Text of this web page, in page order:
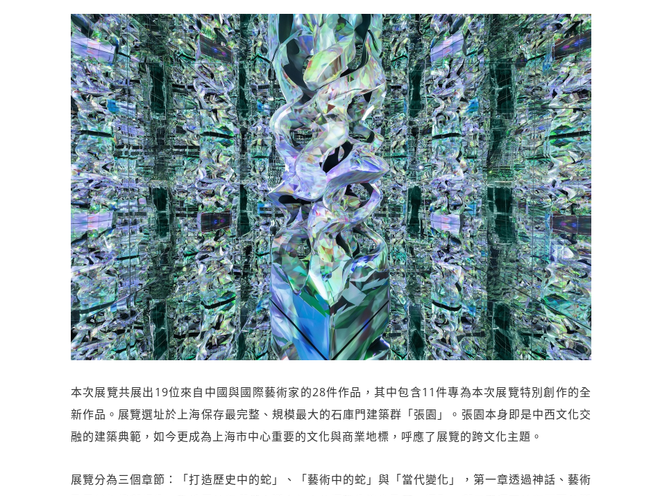
本次展覽共展出19位來自中國與國際藝術家的28件作品，其中包含11件專為本次展覽特別創作的全
新作品。展覽選址於上海保存最完整、規模最大的石庫門建築群「張園」。張園本身即是中西文化交
融的建築典範，如今更成為上海市中心重要的文化與商業地標，呼應了展覽的跨文化主題。
展覽分為三個章節：「打造歷史中的蛇」、「藝術中的蛇」與「當代變化」，第一章透過神話、藝術